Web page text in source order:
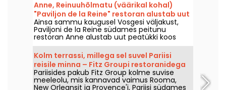
Anne, Reinuuhõlmatu (väärikal kohal)
"Paviljon de la Reine" restoran alustab uut
peatükki koos kokk Thibault
Sombardieriga
Ainsa sammu kaugusel Vosgesi väljakust,
Paviljoni de la Reine südames peitunu
restoran Anne alustab uut peatükki koos
peakokaga Thibault Sombardier’ga. Siin
pakutakse klassikalist, kuid elutervet kööki,
mille elegantsus ei ole end ilustades
esiletõstetud.
Kolm terrassi, millega sel suvel Pariisi
reisile minna – Fitz Groupi restoranidega
Pariisides pakub Fitz Group kolme suvise
meeleolu, mis kannavad vaimus Rooma,
New Orleansit ja Provence'i, Pariisi südames